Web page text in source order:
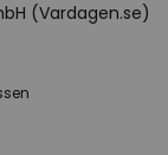
(Vardagen.se)